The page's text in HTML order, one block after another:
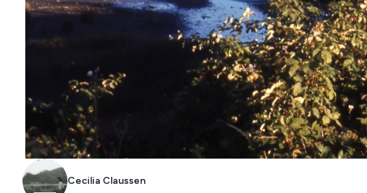
Cecilia Claussen